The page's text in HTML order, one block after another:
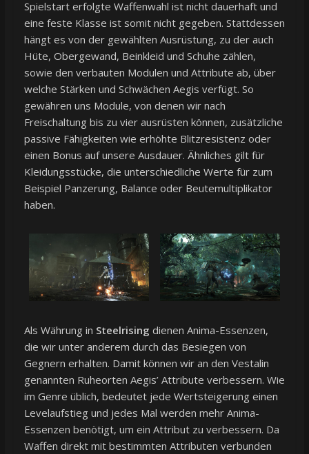
Spielstart erfolgte Waffenwahl ist nicht dauerhaft und
eine feste Klasse ist somit nicht gegeben. Stattdessen
hängt es von der gewählten Ausrüstung, zu der auch
Hüte, Obergewand, Beinkleid und Schuhe zählen,
sowie den verbauten Modulen und Attribute ab, über
welche Stärken und Schwächen Aegis verfügt. So
gewähren uns Module, von denen wir nach
Freischaltung bis zu vier ausrüsten können, zusätzliche
passive Fähigkeiten wie erhöhte Blitzresistenz oder
einen Bonus auf unsere Ausdauer. Ähnliches gilt für
Kleidungsstücke, die unterschiedliche Werte für zum
Beispiel Panzerung, Balance oder Beutemultiplikator
haben.
Als Währung in Steelrising dienen Anima-Essenzen,
die wir unter anderem durch das Besiegen von
Gegnern erhalten. Damit können wir an den Vestalin
genannten Ruheorten Aegis’ Attribute verbessern. Wie
im Genre üblich, bedeutet jede Wertsteigerung einen
Levelaufstieg und jedes Mal werden mehr Anima-
Essenzen benötigt, um ein Attribut zu verbessern. Da
Waffen direkt mit bestimmten Attributen verbunden